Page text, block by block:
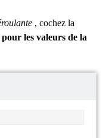
, cochez la
les valeurs de la